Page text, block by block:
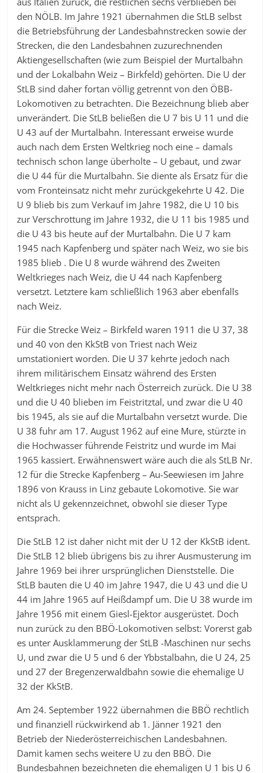
den NÖLB. Im Jahre 1921 übernahmen die StLB selbst
die Betriebsführung der Landesbahnstrecken sowie der
Strecken, die den Landesbahnen zuzurechnenden
Aktiengesellschaften (wie zum Beispiel der Murtalbahn
und der Lokalbahn Weiz – Birkfeld) gehörten. Die U der
StLB sind daher fortan völlig getrennt von den ÖBB-
Lokomotiven zu betrachten. Die Bezeichnung blieb aber
unverändert. Die StLB beließen die U 7 bis U 11 und die
U 43 auf der Murtalbahn. Interessant erweise wurde
auch nach dem Ersten Weltkrieg noch eine – damals
technisch schon lange überholte – U gebaut, und zwar
die U 44 für die Murtalbahn. Sie diente als Ersatz für die
vom Fronteinsatz nicht mehr zurückgekehrte U 42. Die
U 9 blieb bis zum Verkauf im Jahre 1982, die U 10 bis
zur Verschrottung im Jahre 1932, die U 11 bis 1985 und
die U 43 bis heute auf der Murtalbahn. Die U 7 kam
1945 nach Kapfenberg und später nach Weiz, wo sie bis
1985 blieb . Die U 8 wurde während des Zweiten
Weltkrieges nach Weiz, die U 44 nach Kapfenberg
versetzt. Letztere kam schließlich 1963 aber ebenfalls
nach Weiz.
Für die Strecke Weiz – Birkfeld waren 1911 die U 37, 38
und 40 von den KkStB von Triest nach Weiz
umstationiert worden. Die U 37 kehrte jedoch nach
ihrem militärischem Einsatz während des Ersten
Weltkrieges nicht mehr nach Österreich zurück. Die U 38
und die U 40 blieben im Feistritztal, und zwar die U 40
bis 1945, als sie auf die Murtalbahn versetzt wurde. Die
U 38 fuhr am 17. August 1962 auf eine Mure, stürzte in
die Hochwasser führende Feistritz und wurde im Mai
1965 kassiert. Erwähnenswert wäre auch die als StLB Nr.
12 für die Strecke Kapfenberg – Au-Seewiesen im Jahre
1896 von Krauss in Linz gebaute Lokomotive. Sie war
nicht als U gekennzeichnet, obwohl sie dieser Type
entsprach.
Die StLB 12 ist daher nicht mit der U 12 der KkStB ident.
Die StLB 12 blieb übrigens bis zu ihrer Ausmusterung im
Jahre 1969 bei ihrer ursprünglichen Dienststelle. Die
StLB bauten die U 40 im Jahre 1947, die U 43 und die U
44 im Jahre 1965 auf Heißdampf um. Die U 38 wurde im
Jahre 1956 mit einem Giesl-Ejektor ausgerüstet. Doch
nun zurück zu den BBÖ-Lokomotiven selbst: Vorerst gab
es unter Ausklammerung der StLB -Maschinen nur sechs
U, und zwar die U 5 und 6 der Ybbstalbahn, die U 24, 25
und 27 der Bregenzerwaldbahn sowie die ehemalige U
32 der KkStB.
Am 24. September 1922 übernahmen die BBÖ rechtlich
und finanziell rückwirkend ab 1. Jänner 1921 den
Betrieb der Niederösterreichischen Landesbahnen.
Damit kamen sechs weitere U zu den BBÖ. Die
Bundesbahnen bezeichneten die ehemaligen U 1 bis U 6